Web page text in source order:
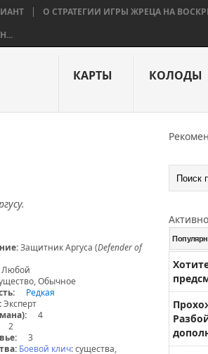
О СТРАТЕГИИ ИГРЫ ЖРЕЦА НА
КАРТЫ КОЛОДЫ
Защитник Аргуса (Defender of
Любой
Обычное
Редкая
Эксперт
4
2
3
Боевой клич: существа,